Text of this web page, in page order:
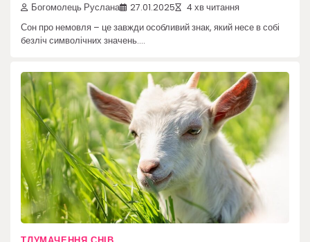
Богомолець Руслана 27.01.2025 4 хв читання
Сон про немовля – це завжди особливий знак, який несе в собі
безліч символічних значень.…